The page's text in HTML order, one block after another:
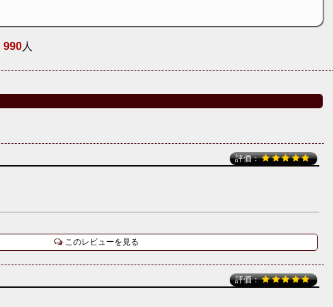
990人
評価：
このレビューを見る
評価：